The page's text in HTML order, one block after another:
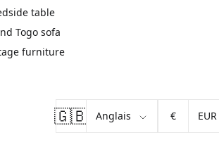
table
Togo sofa
furniture
🇬🇧 €